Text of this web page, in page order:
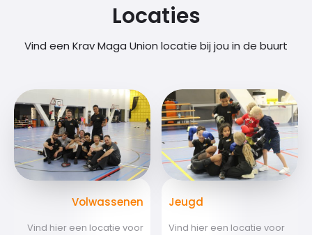
Locaties
Vind een Krav Maga Union locatie bij jou in de buurt
Volwassenen
Vind hier een locatie voor
Jeugd
Vind hier een locatie voor